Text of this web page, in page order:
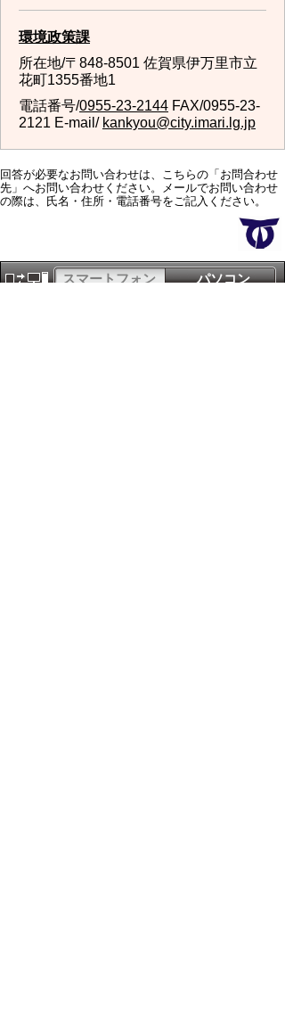
環境政策課
所在地/〒848-8501 佐賀県伊万里市立
花町1355番地1
電話番号/0955-23-2144 FAX/0955-23-
2121 E-mail/ kankyou@city.imari.lg.jp
回答が必要なお問い合わせは、こちらの「お問合わせ
先」へお問い合わせください。メールでお問い合わせ
の際は、氏名・住所・電話番号をご記入ください。
パソコン
スマートフォン